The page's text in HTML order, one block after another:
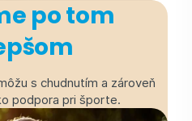
po tom
s chudnutím a zároveň
podpora pri športe.